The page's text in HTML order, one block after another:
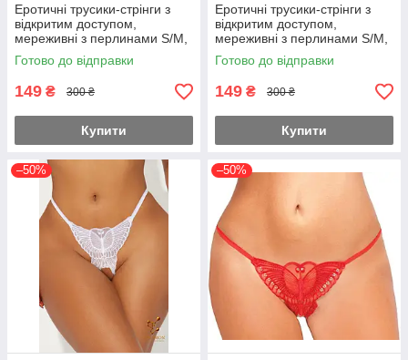
Еротичні трусики-стрінги з
відкритим доступом,
мереживні з перлинами S/M,
,білі
Готово до відправки
149 ₴ 300 ₴
Купити
Еротичні трусики-стрінги з
відкритим доступом,
мереживні з перлинами S/M,
,Червоні
Готово до відправки
149 ₴ 300 ₴
Купити
–50% –50%